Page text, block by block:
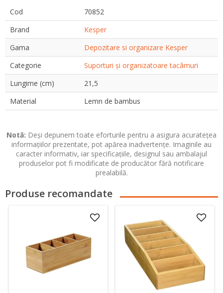
Cod
70852
Brand
Kesper
Gama
Depozitare si organizare Kesper
Categorie
Suporturi și organizatoare tacâmuri
Lungime (cm)
21,5
Material
Lemn de bambus
Notă: Deși depunem toate eforturile pentru a asigura acuratețea
informațiilor prezentate, pot apărea inadvertențe. Imaginile au
caracter informativ, iar specificațiile, designul sau ambalajul
produselor pot fi modificate de producător fără notificare
prealabilă.
Produse recomandate